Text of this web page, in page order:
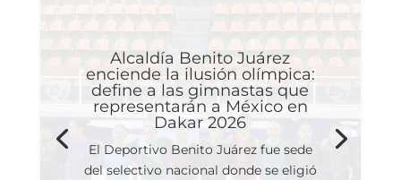
Alcaldía Benito Juárez
enciende la ilusión olímpica:
define a las gimnastas que
representarán a México en
Dakar 2026
El Deportivo Benito Juárez fue sede
del selectivo nacional donde se eligió